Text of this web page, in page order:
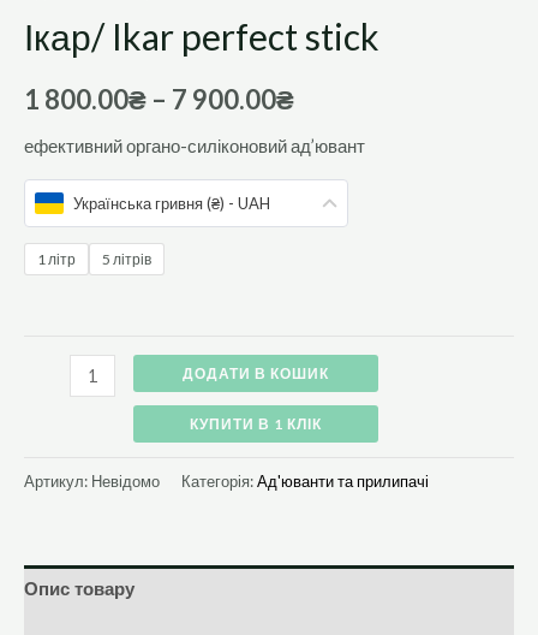
Ікар/ Ikar perfect stick
1 800.00₴ – 7 900.00₴
ефективний органо-силіконовий ад’ювант
Українська гривня (₴) - UAH
1 літр 5 літрів
ДОДАТИ В КОШИК
КУПИТИ В 1 КЛІК
Артикул: Невідомо Категорія:Ад'юванти та прилипачі
Опис товару